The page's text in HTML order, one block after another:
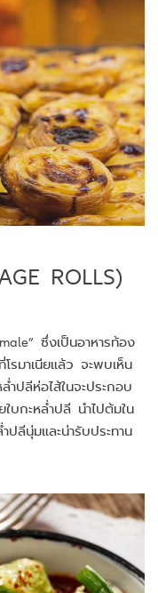
ROLLS)
ซึ่งเป็นอาหารท้อง
โรมาเนียแล้ว จะพบเห็น
ำปลีห่อไส้ในจะประกอบ
บกะหล่ำปลี นำไปต้มใน
ปลีนุ่มและน่ารับประทาน